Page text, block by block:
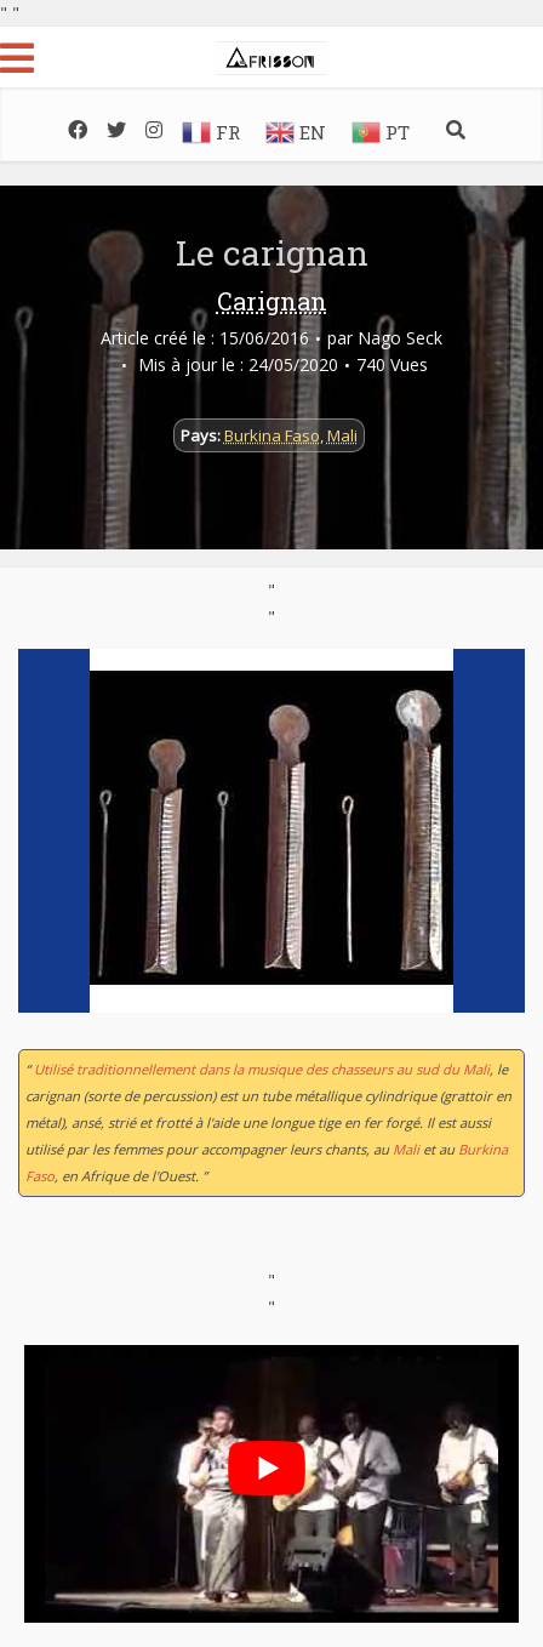
" "
FR EN PT
Le carignan
Carignan
Article créé le : 15/06/2016 par Nago Seck
Mis à jour le : 24/05/2020
740 Vues
Pays:Burkina Faso,Mali
"
"
“Utilisé traditionnellement dans la musique des chasseurs au sud du Mali, le
carignan (sorte de percussion) est un tube métallique cylindrique (grattoir en
métal), ansé, strié et frotté à l'aide une longue tige en fer forgé. Il est aussi
utilisé par les femmes pour accompagner leurs chants, au Maliet au Burkina
Faso, en Afrique de l'Ouest. ”
"
"